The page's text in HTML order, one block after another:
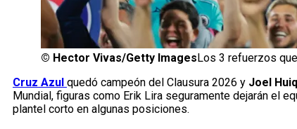
© Hector Vivas/Getty Images Los 3 refuerzos
Cruz Azul quedó campeón del Clausura 2026 y Joel
Mundial, figuras como Erik Lira seguramente dejarán el
plantel corto en algunas posiciones.